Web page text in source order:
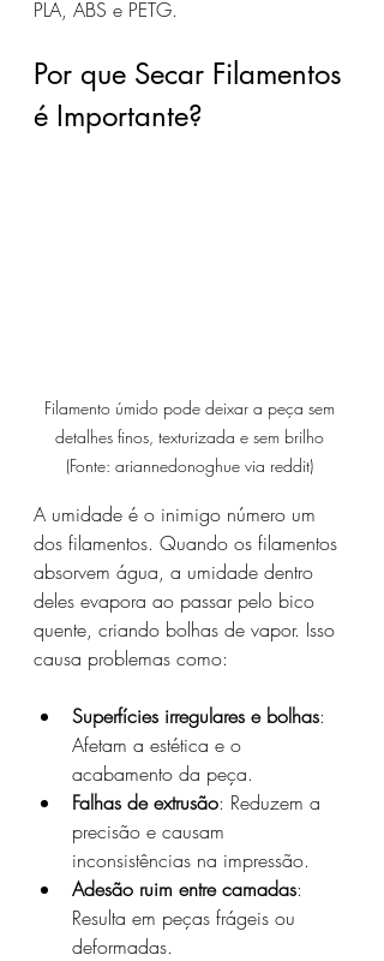
PLA, ABS e PETG.
Por que Secar Filamentos
é Importante?
Filamento úmido pode deixar a peça sem
detalhes finos, texturizada e sem brilho
(Fonte: ariannedonoghue via reddit)
A umidade é o inimigo número um
dos filamentos. Quando os filamentos
absorvem água, a umidade dentro
deles evapora ao passar pelo bico
quente, criando bolhas de vapor. Isso
causa problemas como:
Superfícies irregulares e bolhas:
Afetam a estética e o
acabamento da peça.
Falhas de extrusão: Reduzem a
precisão e causam
inconsistências na impressão.
Adesão ruim entre camadas:
Resulta em peças frágeis ou
deformadas.